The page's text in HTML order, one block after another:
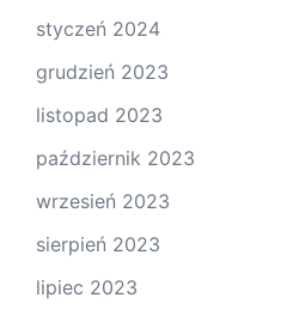
styczeń 2024
grudzień 2023
listopad 2023
październik 2023
wrzesień 2023
sierpień 2023
lipiec 2023